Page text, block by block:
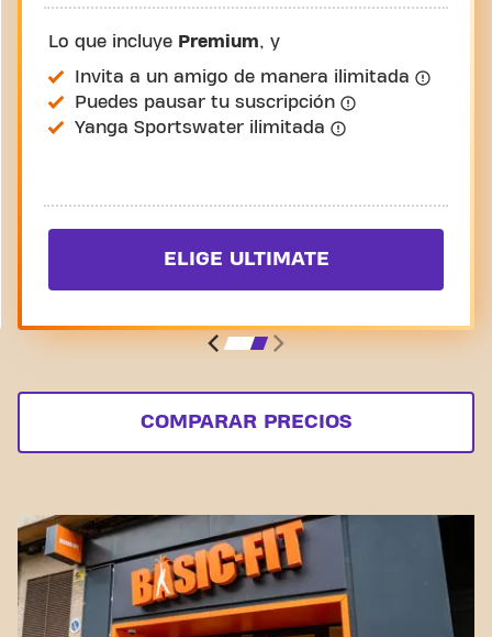
Lo que incluye Premium, y
Invita a un amigo de manera ilimitada
Puedes pausar tu suscripción
Yanga Sportswater ilimitada
ELIGE ULTIMATE
COMPARAR PRECIOS